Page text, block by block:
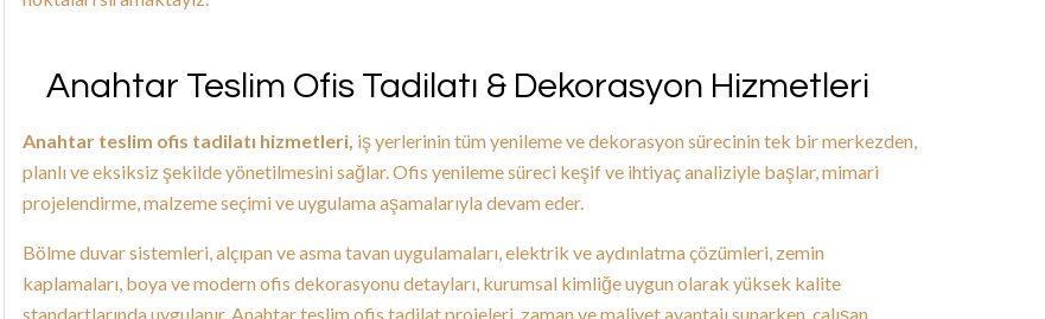
Anahtar Teslim Ofis Tadilatı & Dekorasyon Hizmetleri
Anahtar teslim ofis tadilatı hizmetleri, iş yerlerinin tüm yenileme ve dekorasyon sürecinin tek bir merkezden,
planlı ve eksiksiz şekilde yönetilmesini sağlar. Ofis yenileme süreci keşif ve ihtiyaç analiziyle başlar, mimari
projelendirme, malzeme seçimi ve uygulama aşamalarıyla devam eder.
Bölme duvar sistemleri, alçıpan ve asma tavan uygulamaları, elektrik ve aydınlatma çözümleri, zemin
kaplamaları, boya ve modern ofis dekorasyonu detayları, kurumsal kimliğe uygun olarak yüksek kalite
standartlarında uygulanır. Anahtar teslim ofis tadilat projeleri, zaman ve maliyet avantajı sunarken, çalışan